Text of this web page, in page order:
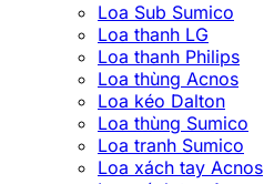
Loa Sub Sumico
Loa thanh LG
Loa thanh Philips
Loa thùng Acnos
Loa kéo Dalton
Loa thùng Sumico
Loa tranh Sumico
Loa xách tay Acnos